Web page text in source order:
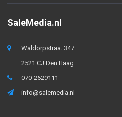
SaleMedia.nl
Waldorpstraat 347
2521 CJ Den Haag
070-2629111
info@salemedia.nl